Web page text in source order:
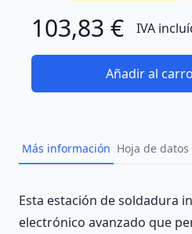
103,83 € IVA
Añadir al carro
Más información Hoja de datos
Description
Esta estación de soldadura
electrónico avanzado que